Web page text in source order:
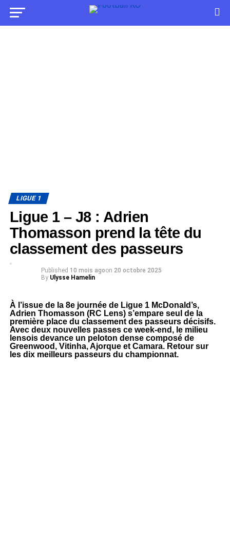
LIGUE 1
Ligue 1 – J8 : Adrien
Thomasson prend la tête du
classement des passeurs
Published 10 mois agoon 20 octobre 2025
By Ulysse Hamelin
À l’issue de la 8e journée de Ligue 1 McDonald’s,
Adrien Thomasson (RC Lens) s’empare seul de la
première place du classement des passeurs décisifs.
Avec deux nouvelles passes ce week-end, le milieu
lensois devance un peloton dense composé de
Greenwood, Vitinha, Ajorque et Camara. Retour sur
les dix meilleurs passeurs du championnat.